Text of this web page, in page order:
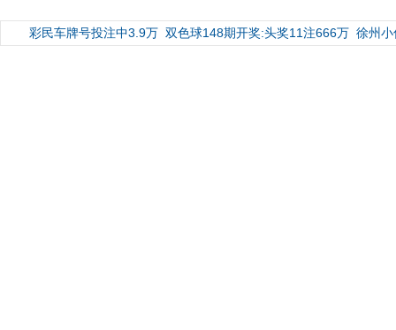
彩民车牌号投注中3.9万 双色球148期开奖:头奖11注666万 徐州